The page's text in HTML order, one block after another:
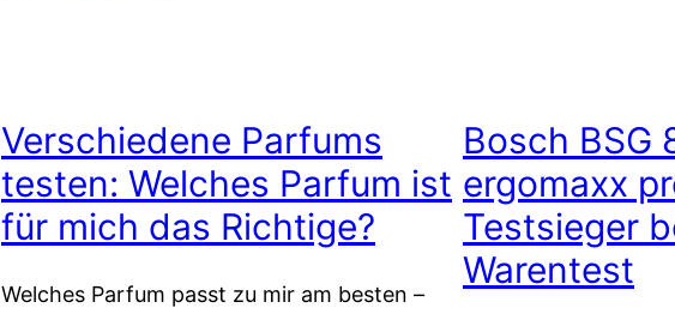
Verschiedene Parfums
testen: Welches Parfum ist
für mich das Richtige?
Welches Parfum passt zu mir am besten –
Bosch BSG
ergomaxx
Testsieger
Warentest